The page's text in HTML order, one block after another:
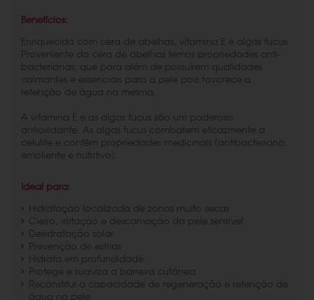
Benefícios:
Enriquecido com cera de abelhas, vitamina E e algas fucus.
Proveniente da cera de abelhas temos propriedades anti-
bacterianas, que para além de possuírem qualidades
calmantes e essenciais para a pele pois favorece a
retenção de água na mesma.
A vitamina E e as algas fucus são um poderoso
antioxidante. As algas fucus combatem eficazmente a
celulite e contêm propriedades medicinais (antibacteriano,
emoliente e nutritivo).
Ideal para:
Hidratação localizada de zonas muito secas
Cieiro, irritação e descamação da pele sensível
Desidratação solar
Prevenção de estrias
Hidrata em profundidade
Protege e suaviza a barreira cutânea
Reconstitui a capacidade de regeneração e retenção de
água na pele